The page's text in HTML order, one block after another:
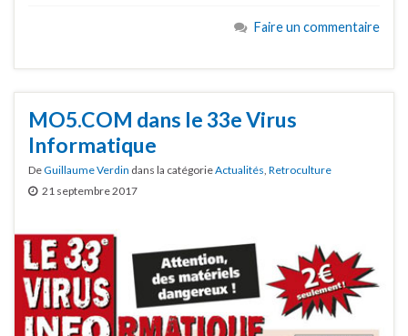
Faire un commentaire
MO5.COM dans le 33e Virus
Informatique
DeGuillaume Verdin dans la catégorieActualités Retroculture
21 septembre 2017